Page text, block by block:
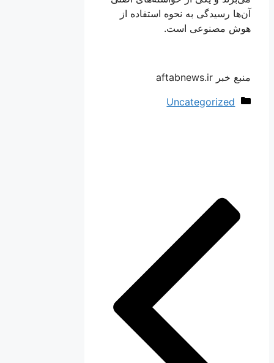
آن‌ها رسیدگی به نحوه استفاده از
هوش مصنوعی است.
منبع خبر aftabnews.ir
دسته‌ها
Uncategorized